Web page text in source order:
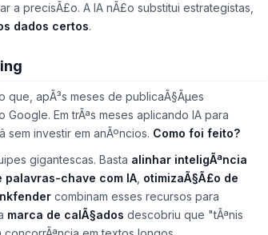
a precisÃ£o. A IA nÃ£o substitui estrategistas,
dados certos.
que, apÃ³s meses de publicaÃ§Ãµes
Google. Em trÃªs meses aplicando IA para
â sem investir em anÃºncios. Como foi feito?
gigantescas. Basta alinhar inteligÃªncia
palavras-chave com IA otimizaÃ§Ã£o de
combinam esses recursos para
marca de calÃ§ados descobriu que "tÃªnis